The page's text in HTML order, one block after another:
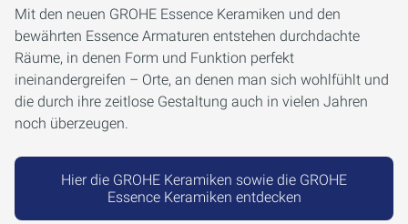
Mit den neuen GROHE Essence Keramiken und den
bewährten Essence Armaturen entstehen durchdachte
Räume, in denen Form und Funktion perfekt
ineinandergreifen – Orte, an denen man sich wohlfühlt und
die durch ihre zeitlose Gestaltung auch in vielen Jahren
noch überzeugen.
Hier die GROHE Keramiken sowie die GROHE
Essence Keramiken entdecken